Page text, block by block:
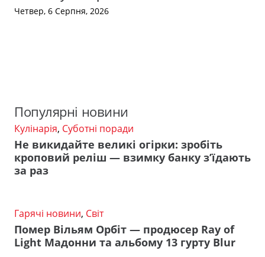
Четвер, 6 Серпня, 2026
Популярні новини
Кулінарія, Суботні поради
Не викидайте великі огірки: зробіть
кроповий реліш — взимку банку з’їдають
за раз
Гарячі новини, Світ
Помер Вільям Орбіт — продюсер Ray of
Light Мадонни та альбому 13 гурту Blur